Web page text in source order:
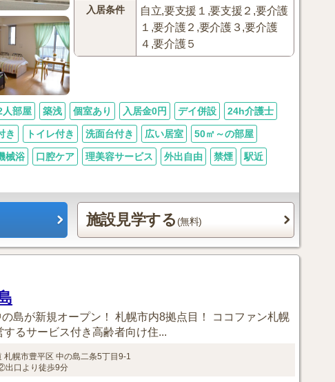
入居条件
自立,要支援１,要支援２,要介護
１,要介護２,要介護３,要介護
４,要介護５
人部屋 築浅 個室あり 入居金0円 デイ併設 24h介護士
き トイレ付き 洗面台付き 広い居室 50㎡～の部屋
械浴 口腔ケア 理美容サービス 外出自由 禁煙 駅近
施設見学する (無料)
島が新規オープン！ 札幌市内8拠点目！ ココファン札幌
るサービス付き高齢者向け住...
札幌市豊平区 中の島二条5丁目9-1
出口より徒歩9分